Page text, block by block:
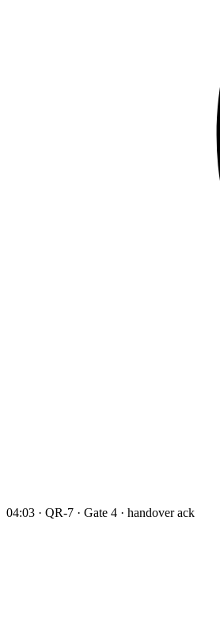
04:03 · QR-7 · Gate 4 · handover ack